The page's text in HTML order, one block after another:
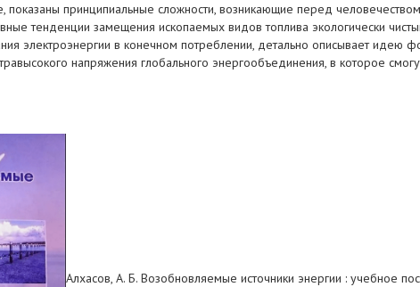
показаны принципиальные сложности, возникающие перед человечеством
тенденции замещения ископаемых видов топлива экологически
электроэнергии в конечном потреблении, детально описывает идею
напряжения глобального энергообъединения, в которое
Алхасов, А. Б. Возобновляемые источники энергии : учебное